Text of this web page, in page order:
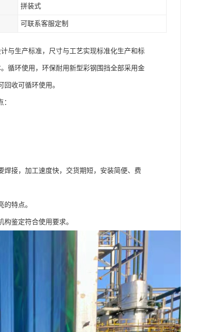
拼装式
可联系客服定制
与生产标准，尺寸与工艺实现标准化生产和标
循环使用，环保耐用新型彩钢围挡全部采用金
收可循环使用。
接，加工速度快，交货期短，安装简便、费
特点。
鉴定符合使用要求。